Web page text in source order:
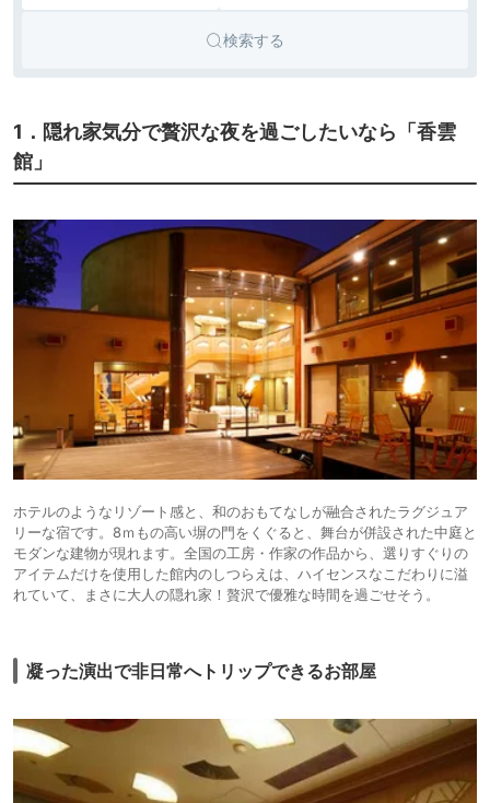
検索する
1．隠れ家気分で贅沢な夜を過ごしたいなら「香雲
館」
ホテルのようなリゾート感と、和のおもてなしが融合されたラグジュア
リーな宿です。8ｍもの高い塀の門をくぐると、舞台が併設された中庭と
モダンな建物が現れます。全国の工房・作家の作品から、選りすぐりの
アイテムだけを使用した館内のしつらえは、ハイセンスなこだわりに溢
れていて、まさに大人の隠れ家！贅沢で優雅な時間を過ごせそう。
凝った演出で非日常へトリップできるお部屋